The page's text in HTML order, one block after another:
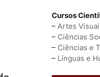
Cursos
– Artes
– Ciências
– Ciências e
– Línguas e